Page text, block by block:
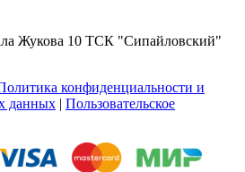
Жукова 10 ТСК "Сипайловский"
конфиденциальности и
данных | Пользовательское